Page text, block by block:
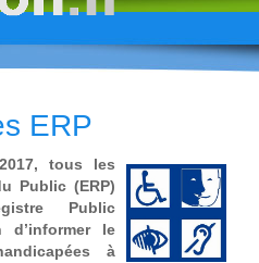
ERP
tous les
Public (ERP)
Public
d’informer le
à